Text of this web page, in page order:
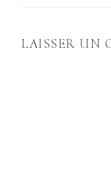
LAISSER UN